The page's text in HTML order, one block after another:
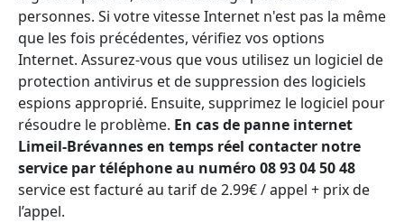
personnes. Si votre vitesse Internet n'est pas la même
que les fois précédentes, vérifiez vos options
Internet. Assurez-vous que vous utilisez un logiciel de
protection antivirus et de suppression des logiciels
espions approprié. Ensuite, supprimez le logiciel pour
résoudre le problème. En cas de panne internet
Limeil-Brévannes en temps réel contacter notre
service par téléphone au numéro 08 93 04 50 48
service est facturé au tarif de 2.99€ / appel + prix de
l’appel.